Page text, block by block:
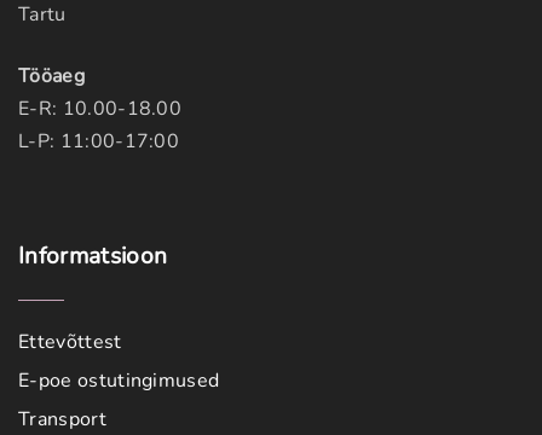
Tartu
Tööaeg
E-R: 10.00-18.00
L-P: 11:00-17:00
Informatsioon
Ettevõttest
E-poe ostutingimused
Transport